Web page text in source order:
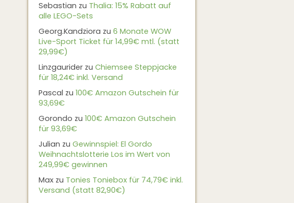
Sebastian zu Thalia: 15% Rabatt auf
alle LEGO-Sets
Georg.Kandziora zu 6 Monate WOW
Live-Sport Ticket für 14,99€ mtl. (statt
29,99€)
Linzgaurider zu Chiemsee Steppjacke
für 18,24€ inkl. Versand
Pascal zu 100€ Amazon Gutschein für
93,69€
Gorondo zu 100€ Amazon Gutschein
für 93,69€
Julian zu Gewinnspiel: El Gordo
Weihnachtslotterie Los im Wert von
249,99€ gewinnen
Max zu Tonies Toniebox für 74,79€ inkl.
Versand (statt 82,90€)